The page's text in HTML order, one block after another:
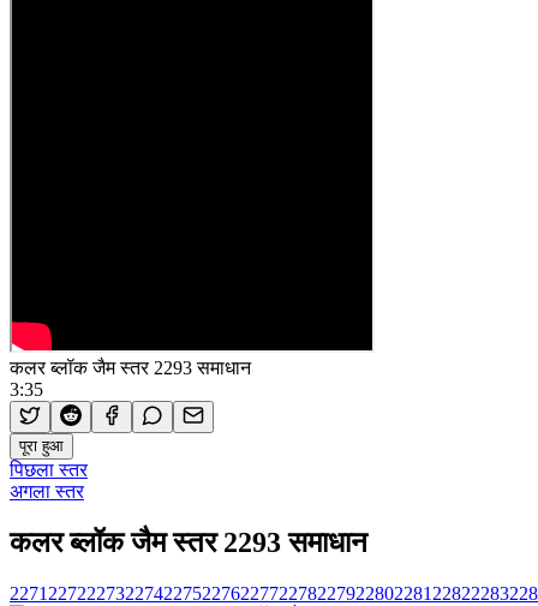
कलर ब्लॉक जैम स्तर 2293 समाधान
3:35
पूरा हुआ
पिछला स्तर
अगला स्तर
कलर ब्लॉक जैम स्तर 2293 समाधान
2271 2272227322742275227622772278227922802281 22822283